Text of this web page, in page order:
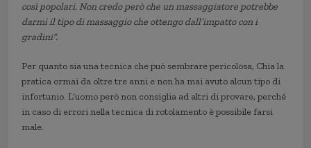
così popolari. Non credo però che un massaggiatore potrebbe
darmi il tipo di massaggio che ottengo dall’impatto con i
gradini”.
Per quanto sia una tecnica che può sembrare pericolosa, Chia la
pratica ormai da oltre tre anni e non ha mai avuto alcun tipo di
infortunio. L’uomo però non consiglia ad altri di provare, perché
in caso di errori nella tecnica di rotolamento è possibile farsi
male.